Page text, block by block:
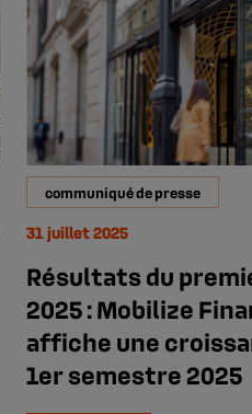
communiqué de presse
31 juillet 2025
Résultats du
2025 : Mobilize
affiche une
1er semestre 2025